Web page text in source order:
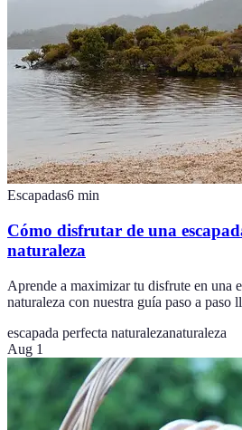
Escapadas6 min
Cómo disfrutar de una
naturaleza
Aprende a maximizar tu disfrute en una
naturaleza con nuestra guía paso a paso
escapada perfecta naturalezanaturaleza
Aug 1